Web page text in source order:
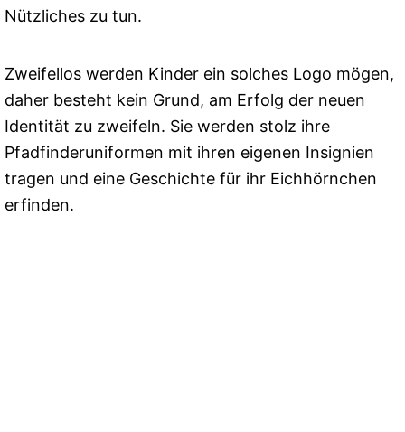
Nützliches zu tun.
Zweifellos werden Kinder ein solches Logo mögen,
daher besteht kein Grund, am Erfolg der neuen
Identität zu zweifeln. Sie werden stolz ihre
Pfadfinderuniformen mit ihren eigenen Insignien
tragen und eine Geschichte für ihr Eichhörnchen
erfinden.